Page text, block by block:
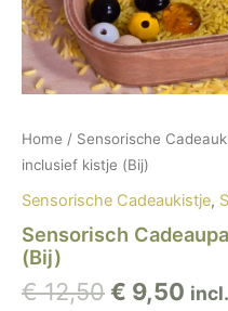
Home / Sensorische
inclusief kistje (Bij)
Sensorische Cadeaukistje,
Sensorisch
(Bij)
€12,50 € 9,50